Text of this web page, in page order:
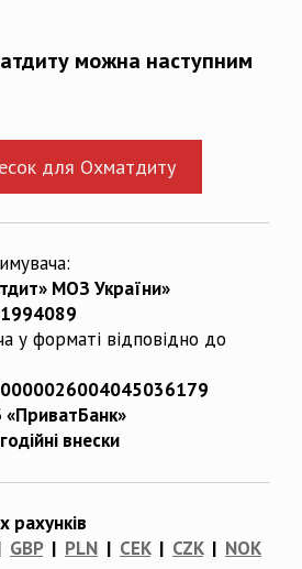
можна наступним
для Охматдиту
МОЗ України»
у форматі відповідно до
внески
рахунків
GBP| PLN | CEK| CZK| NOK